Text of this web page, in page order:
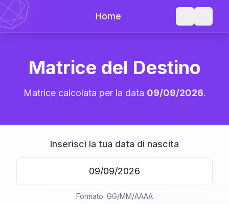
Home
Matrice del Destino
Matrice calcolata per la data 09/09/2026.
Inserisci la tua data di nascita
Formato: GG/MM/AAAA